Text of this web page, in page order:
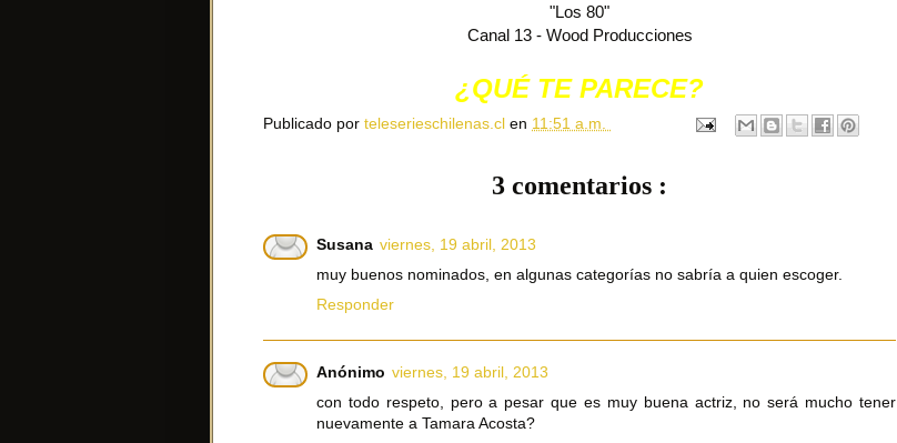
"Los 80"
Canal 13 - Wood Producciones
¿QUÉ TE PARECE?
Publicado por teleserieschilenas.cl en 11:51 a.m.
3 comentarios :
Susana viernes, 19 abril, 2013
muy buenos nominados, en algunas categorías no sabría a quien escoger.
Responder
Anónimo viernes, 19 abril, 2013
con todo respeto, pero a pesar que es muy buena actriz, no será mucho tener
nuevamente a Tamara Acosta?